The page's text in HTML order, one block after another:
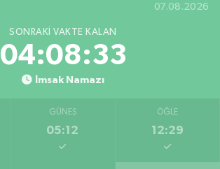
07.08.2026
SONRAKI VAKTE KALAN
04:08:32
İmsak Namazı
GÜNEŞ
05:12
ÖĞLE
12:29